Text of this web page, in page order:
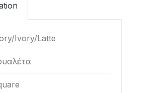
Ivory/Latte